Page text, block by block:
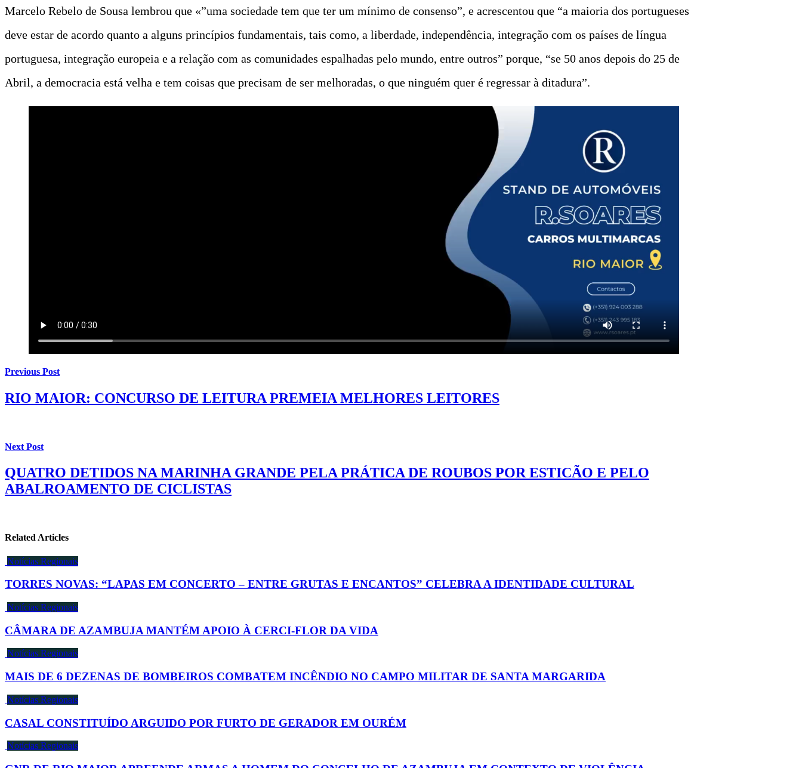
Marcelo Rebelo de Sousa lembrou que «”uma sociedade tem que ter um mínimo de consenso”, e acrescentou que “a maioria dos portugueses
deve estar de acordo quanto a alguns princípios fundamentais, tais como, a liberdade, independência, integração com os países de língua
portuguesa, integração europeia e a relação com as comunidades espalhadas pelo mundo, entre outros” porque, “se 50 anos depois do 25 de
Abril, a democracia está velha e tem coisas que precisam de ser melhoradas, o que ninguém quer é regressar à ditadura”.
Previous Post
RIO MAIOR: CONCURSO DE LEITURA PREMEIA MELHORES LEITORES
Next Post
QUATRO DETIDOS NA MARINHA GRANDE PELA PRÁTICA DE ROUBOS POR ESTICÃO E PELO
ABALROAMENTO DE CICLISTAS
Related Articles
Notícias Regionais
TORRES NOVAS: “LAPAS EM CONCERTO – ENTRE GRUTAS E ENCANTOS” CELEBRA A IDENTIDADE CULTURAL
Notícias Regionais
CÂMARA DE AZAMBUJA MANTÉM APOIO À CERCI-FLOR DA VIDA
Notícias Regionais
MAIS DE 6 DEZENAS DE BOMBEIROS COMBATEM INCÊNDIO NO CAMPO MILITAR DE SANTA MARGARIDA
Notícias Regionais
CASAL CONSTITUÍDO ARGUIDO POR FURTO DE GERADOR EM OURÉM
Notícias Regionais